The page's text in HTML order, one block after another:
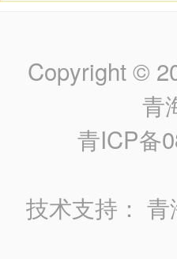
Copyright ©
青
青ICP备
技术支持：青